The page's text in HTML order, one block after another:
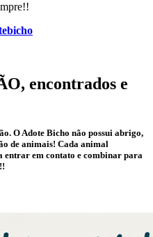
encontrados e
O Adote Bicho não possui abrigo,
de animais! Cada animal
entrar em contato e combinar para